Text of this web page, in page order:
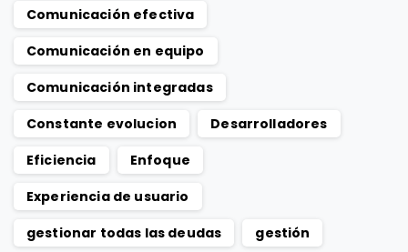
Comunicación efectiva
Comunicación en equipo
Comunicación integradas
Constante evolucion
Desarrolladores
Eficiencia
Enfoque
Experiencia de usuario
gestionar todas las deudas
gestión